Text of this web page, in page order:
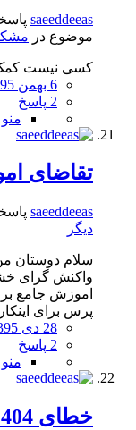
saeeddeeas
موضوع در
کسی نیست
6 بهمن 1395
2 پاسخ
منو
تقاضای
saeeddeeas
دیگر
سلام دوستان
واکنش گرای
اموزش جامع
پرس برای
28 دی 1395
2 پاسخ
منو
خطای 404 بعد از تغییر پیوندهای یکتا